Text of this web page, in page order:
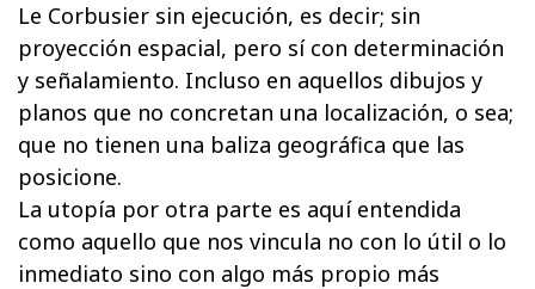
Le Corbusier sin ejecución, es decir; sin
proyección espacial, pero sí con determinación
y señalamiento. Incluso en aquellos dibujos y
planos que no concretan una localización, o sea;
que no tienen una baliza geográfica que las
posicione.
La utopía por otra parte es aquí entendida
como aquello que nos vincula no con lo útil o lo
inmediato sino con algo más propio más